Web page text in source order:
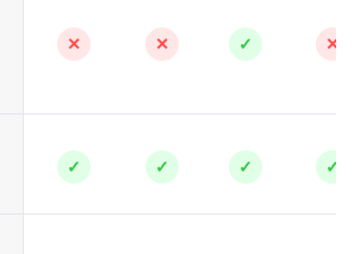
✕ ✕ ✓ ✕
✓ ✓ ✓ ✓